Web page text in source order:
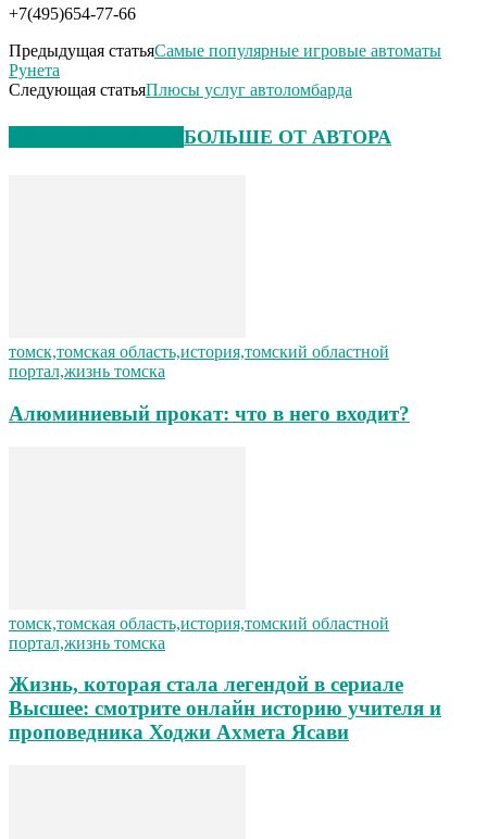
+7(495)654-77-66
Предыдущая статьяСамые популярные игровые автоматы
Рунета
Следующая статьяПлюсы услуг автоломбарда
БОЛЬШЕ ОТ АВТОРА
томск,томская область,история,томский областной
портал,жизнь томска
Алюминиевый прокат: что в него входит?
томск,томская область,история,томский областной
портал,жизнь томска
Жизнь, которая стала легендой в сериале
Высшее: смотрите онлайн историю учителя и
проповедника Ходжи Ахмета Ясави